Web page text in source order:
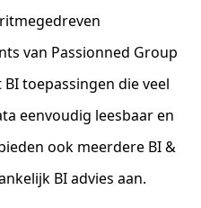
van Passionned Group
toepassingen die veel
eenvoudig leesbaar en
ook meerdere BI &
BI advies aan.